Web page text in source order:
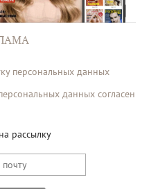
персональных данных
данных согласен
рассылку